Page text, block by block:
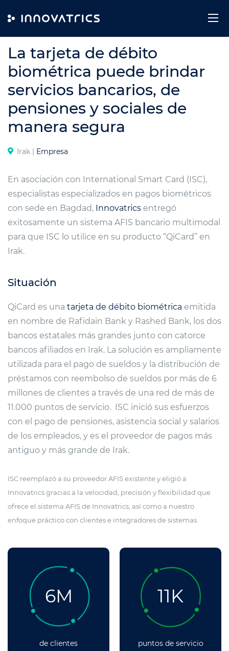
La tarjeta de débito
biométrica puede brindar
servicios bancarios, de
pensiones y sociales de
manera segura
Irak | Empresa
En asociación con International Smart Card (ISC),
especialistas especializados en pagos biométricos
con sede en Bagdad, Innovatrics entregó
exitosamente un sistema AFIS bancario multimodal
para que ISC lo utilice en su producto “QiCard” en
Irak.
Situación
QiCard es una tarjeta de débito biométrica emitida
en nombre de Rafidain Bank y Rashed Bank, los dos
bancos estatales más grandes junto con catorce
bancos afiliados en Irak. La solución es ampliamente
utilizada para el pago de sueldos y la distribución de
préstamos con reembolso de sueldos por más de 6
millones de clientes a través de una red de más de
11.000 puntos de servicio. ISC inició sus esfuerzos
con el pago de pensiones, asistencia social y salarios
de los empleados, y es el proveedor de pagos más
antiguo y más grande de Irak.
ISC reemplazó a su proveedor AFIS existente y eligió a
Innovatrics gracias a la velocidad, precisión y flexibilidad que
ofrece el sistema AFIS de Innovatrics, así como a nuestro
enfoque práctico con clientes e integradores de sistemas.
6M
de clientes
11K
puntos de servicio